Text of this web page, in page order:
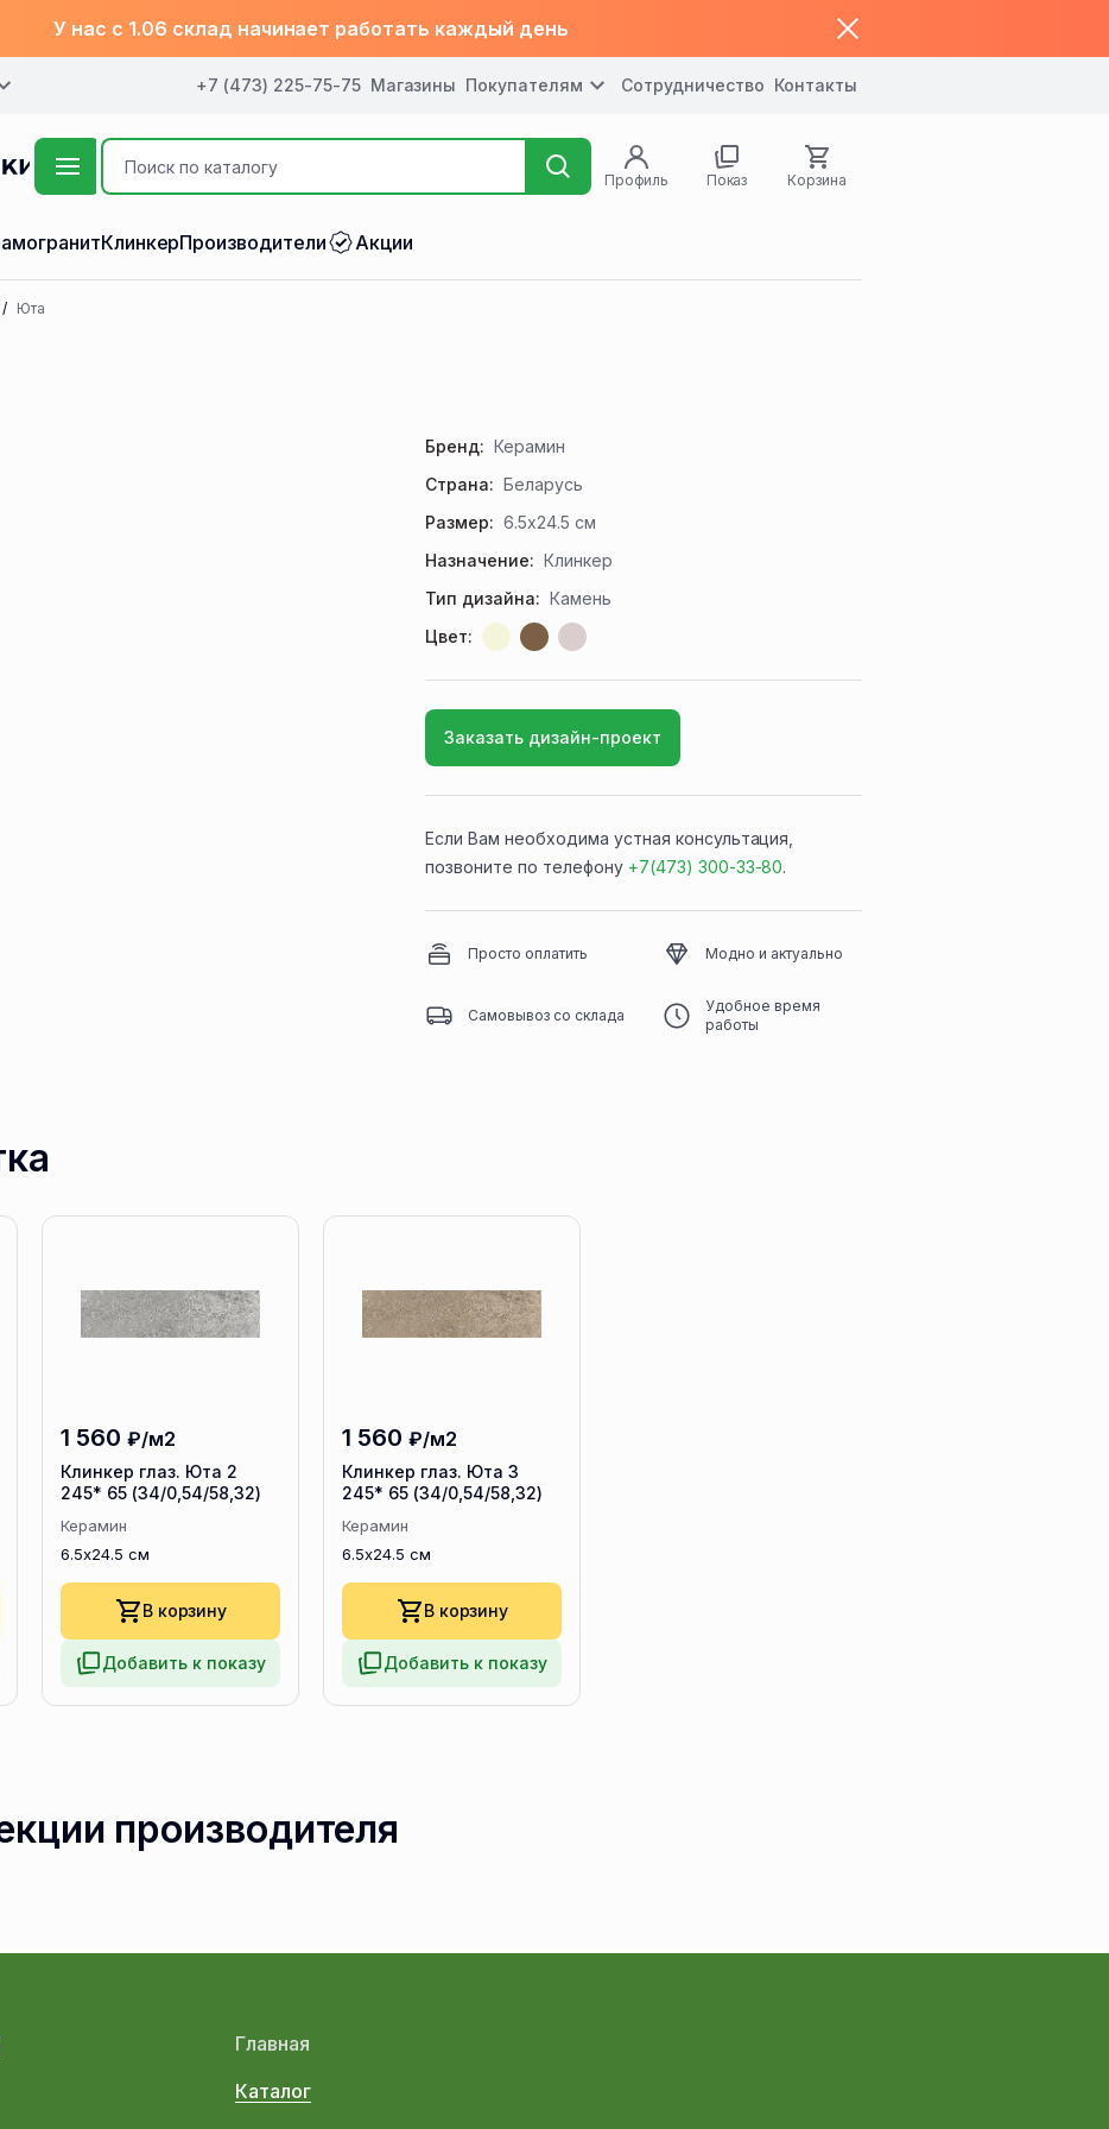
У нас с 1.06 склад начинает работать каждый день
+7 (473) 225-75-75 Магазины Покупателям Сотрудничество Контакты
Профиль Показ Корзина
КлинкерПроизводители Акции
Юта
Бренд: Керамин
Страна: Беларусь
Размер: 6.5x24.5 см
Назначение: Клинкер
Тип дизайна: Камень
Цвет:
Заказать дизайн-проект
Если Вам необходима устная консультация,
позвоните по телефону +7(473) 300-33-80.
Просто оплатить Модно и актуально
Самовывоз со склада
Удобное время
работы
1 560 ₽/м2
Клинкер глаз. Юта 2
245* 65 (34/0,54/58,32)
Керамин
6.5x24.5 см
В корзину
Добавить к показу
1 560 ₽/м2
Клинкер глаз. Юта 3
245* 65 (34/0,54/58,32)
Керамин
6.5x24.5 см
В корзину
Добавить к показу
производителя
Главная
Каталог